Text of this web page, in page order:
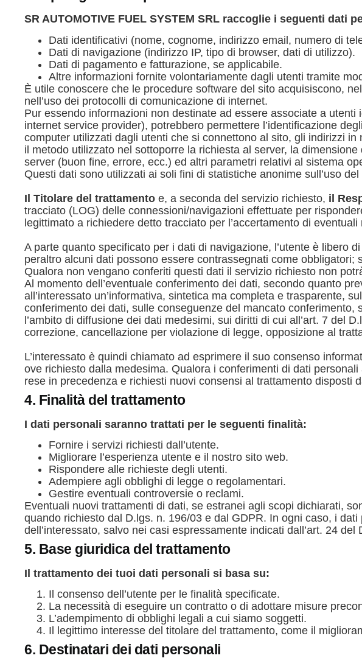
SR AUTOMOTIVE FUEL SYSTEM SRL raccoglie i seguenti dati
Dati identificativi (nome, cognome, indirizzo email, numero di
Dati di navigazione (indirizzo IP, tipo di browser, dati di utilizzo).
Dati di pagamento e fatturazione, se applicabile.
Altre informazioni fornite volontariamente dagli utenti tramite
È utile conoscere che le procedure software del sito acquisiscono,
nell’uso dei protocolli di comunicazione di internet.
Pur essendo informazioni non destinate ad essere associate a
internet service provider), potrebbero permettere l’identificazione
computer utilizzati dagli utenti che si connettono al sito, gli indirizzi
il metodo utilizzato nel sottoporre la richiesta al server, la
server (buon fine, errore, ecc.) ed altri parametri relativi al sistema
Questi dati sono utilizzati ai soli fini di statistiche anonime sull’uso
Il Titolare del trattamento e, a seconda del servizio richiesto, il
tracciato (LOG) delle connessioni/navigazioni effettuate per
legittimato a richiedere detto tracciato per l’accertamento di
A parte quanto specificato per i dati di navigazione, l’utente è libero
peraltro alcuni dati possono essere contrassegnati come
Qualora non vengano conferiti questi dati il servizio richiesto non
Al momento dell’eventuale conferimento dei dati, secondo quanto
all’interessato un’informativa, sintetica ma completa e trasparente,
conferimento dei dati, sulle conseguenze del mancato
l’ambito di diffusione dei dati medesimi, sui diritti di cui all’art. 7 del
correzione, cancellazione per violazione di legge, opposizione al
L’interessato è quindi chiamato ad esprimere il suo consenso
ove richiesto dalla medesima. Qualora i conferimenti di dati
rese in precedenza e richiesti nuovi consensi al trattamento disposti
4. Finalità del trattamento
I dati personali saranno trattati per le seguenti finalità:
Fornire i servizi richiesti dall’utente.
Migliorare l’esperienza utente e il nostro sito web.
Rispondere alle richieste degli utenti.
Adempiere agli obblighi di legge o regolamentari.
Gestire eventuali controversie o reclami.
Eventuali nuovi trattamenti di dati, se estranei agli scopi dichiarati,
quando richiesto dal D.lgs. n. 196/03 e dal GDPR. In ogni caso, i
dell’interessato, salvo nei casi espressamente indicati dall’art. 24
5. Base giuridica del trattamento
Il trattamento dei tuoi dati personali si basa su:
Il consenso dell’utente per le finalità specificate.
La necessità di eseguire un contratto o di adottare misure
L’adempimento di obblighi legali a cui siamo soggetti.
Il legittimo interesse del titolare del trattamento, come il
6. Destinatari dei dati personali